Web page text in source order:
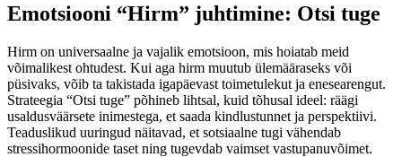
Emotsiooni “Hirm” juhtimine: Otsi tuge
Hirm on universaalne ja vajalik emotsioon, mis hoiatab meid
võimalikest ohtudest. Kui aga hirm muutub ülemääraseks või
püsivaks, võib ta takistada igapäevast toimetulekut ja enesearengut.
Strateegia “Otsi tuge” põhineb lihtsal, kuid tõhusal ideel: räägi
usaldusväärsete inimestega, et saada kindlustunnet ja perspektiivi.
Teaduslikud uuringud näitavad, et sotsiaalne tugi vähendab
stressihormoonide taset ning tugevdab vaimset vastupanuvõimet.